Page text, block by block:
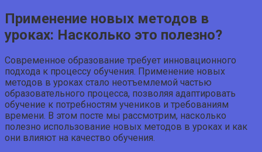
Применение новых методов в
уроках: Насколько это полезно?
Современное образование требует инновационного
подхода к процессу обучения. Применение новых
методов в уроках стало неотъемлемой частью
образовательного процесса, позволяя адаптировать
обучение к потребностям учеников и требованиям
времени. В этом посте мы рассмотрим, насколько
полезно использование новых методов в уроках и как
они влияют на качество обучения.